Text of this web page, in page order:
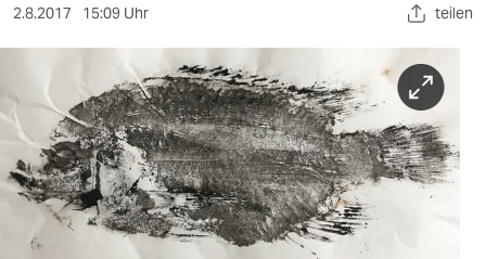
sport
berlin
nord
wahrheit
2.8.2017 15:09 Uhr teilen